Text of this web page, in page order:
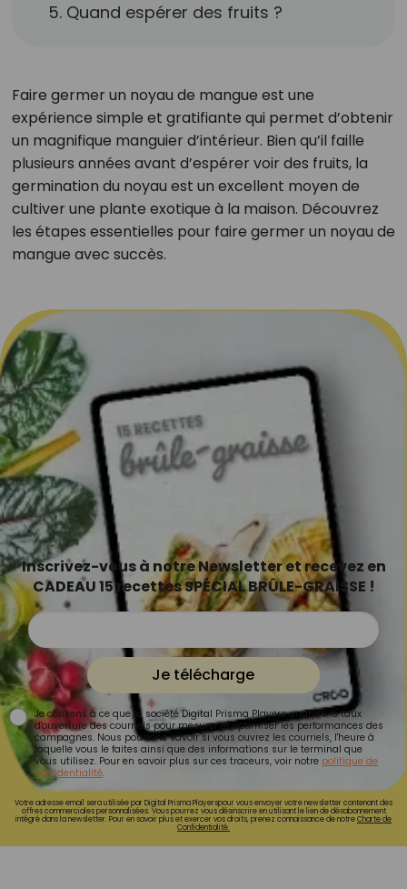
5. Quand espérer des fruits ?
Faire germer un noyau de mangue est une
expérience simple et gratifiante qui permet d’obtenir
un magnifique manguier d’intérieur. Bien qu’il faille
plusieurs années avant d’espérer voir des fruits, la
germination du noyau est un excellent moyen de
cultiver une plante exotique à la maison. Découvrez
les étapes essentielles pour faire germer un noyau de
mangue avec succès.
Inscrivez-vous à notre Newsletter et recevez en
CADEAU 15 recettes SPÉCIAL BRÛLE-GRAISSE !
Je télécharge
Je consens à ce que la société Digital Prisma Players analyse le taux
d'ouverture des courriels pour mesurer et optimiser les performances des
campagnes. Nous pourrons savoir si vous ouvrez les courriels, l'heure à
laquelle vous le faites ainsi que des informations sur le terminal que
vous utilisez. Pour en savoir plus sur ces traceurs, voir notre politique de
confidentialité.
Votre adresse email sera utilisée par Digital Prisma Playerspour vous envoyer votre newsletter contenant des
offres commerciales personnalisées. Vous pourrez vous désinscrire en utilisant le lien de désabonnement
intégré dans la newsletter. Pour en savoir plus et exercer vos droits, prenez connaissance de notreCharte de
Confidentialité.